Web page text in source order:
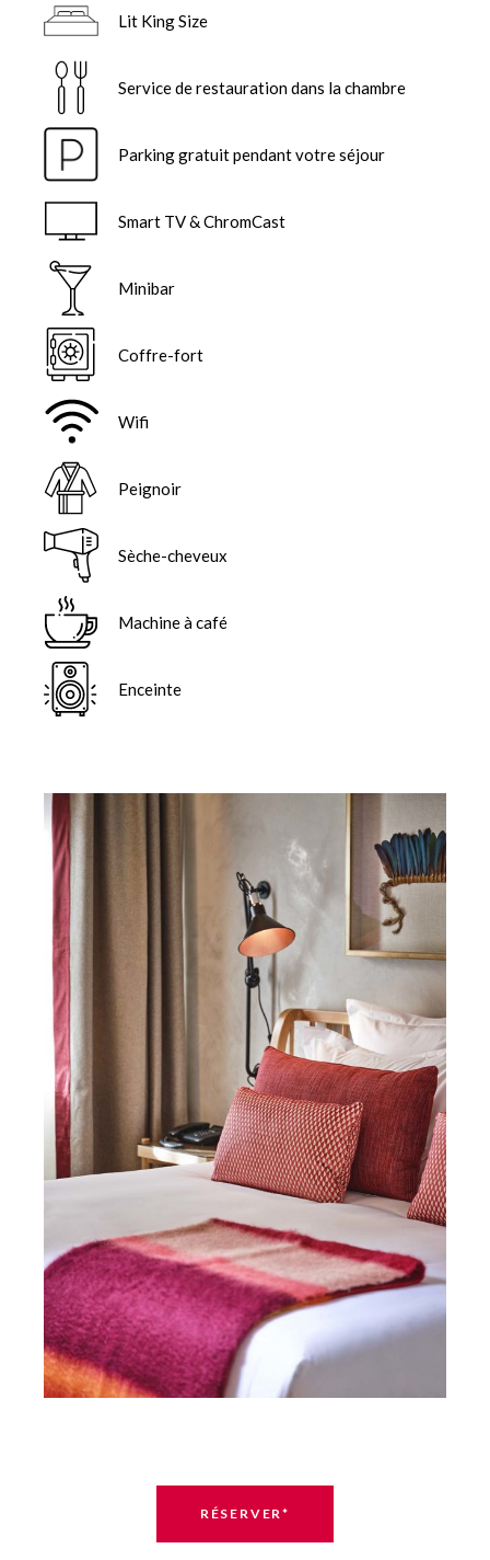
Lit King Size
Service de restauration dans la chambre
Parking gratuit pendant votre séjour
Smart TV & ChromCast
Minibar
Coffre-fort
Wifi
Peignoir
Sèche-cheveux
Machine à café
Enceinte
RÉSERVER*